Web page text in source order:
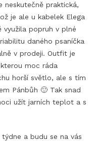
praktická,
je ale u kabelek Elega
využila popruh v plné
daného psaníčka
v prodeji. Outfit je
moc ráda
horší světlo, ale s tím
Pánbůh 🙂 Tak snad
užít jarních teplot a s
a budu se na vás